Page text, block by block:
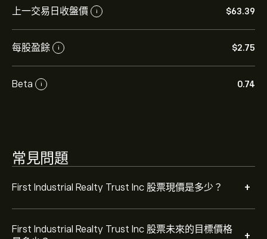
上一交易日收盤價 i ‎$‎63.39
每股盈餘 i ‎$‎2.75
Beta i 0.74
常見問題
First Industrial Realty Trust Inc 股票現價是多少？ +
First Industrial Realty Trust Inc 股票未來的目標價格
+
格。
分析師根據市場趨勢、財務報告和預期增長對First
Industrial Realty Trust Inc的預測。查看最新預測以了解
未來價格走勢。
First Industrial Realty Trust Inc 的市值是 ‎$‎8.4B 美元